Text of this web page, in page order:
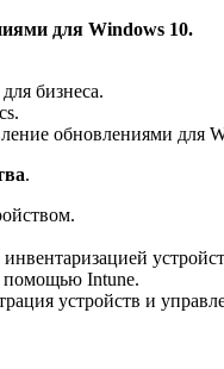
для Windows 10.
бизнеса.
обновлениями для
.
помощью Intune.
устройств и